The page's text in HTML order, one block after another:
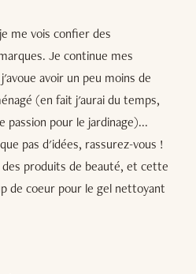
me vois confier des
Je continue mes
avoir un peu moins de
(en fait j'aurai du temps,
passion pour le jardinage)...
pas d'idées, rassurez-vous !
produits de beauté, et cette
de coeur pour le gel nettoyant